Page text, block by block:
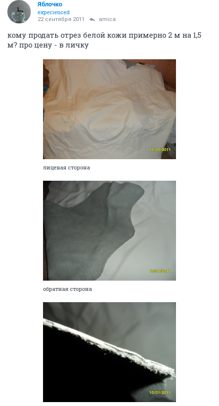
Яблочко
experienced
22 сентября 2011 amica
кому продать отрез белой кожи примерно 2 м на 1,5
м? про цену - в личку
лицевая сторона
обратная сторона